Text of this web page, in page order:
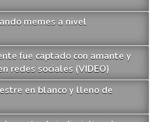
memes a nivel
fue captado con amante y
redes sociales (VIDEO)
en blanco y lleno de